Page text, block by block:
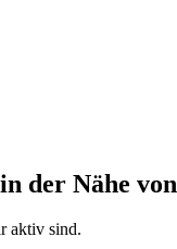
in der Nähe von
aktiv sind.